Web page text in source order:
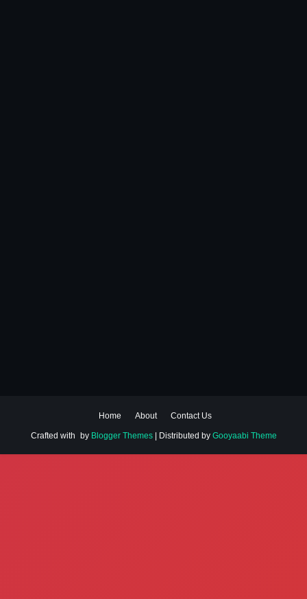
Home About Contact Us
Crafted with by Blogger Themes| Distributed by Gooyaabi Theme